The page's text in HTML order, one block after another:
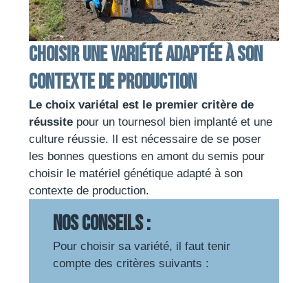
Choisir une variété adaptée à son
contexte de production
Le choix variétal est le premier critère de
réussite pour un tournesol bien implanté et une
culture réussie. Il est nécessaire de se poser
les bonnes questions en amont du semis pour
choisir le matériel génétique adapté à son
contexte de production.
Nos conseils :
Pour choisir sa variété, il faut tenir
compte des critères suivants :